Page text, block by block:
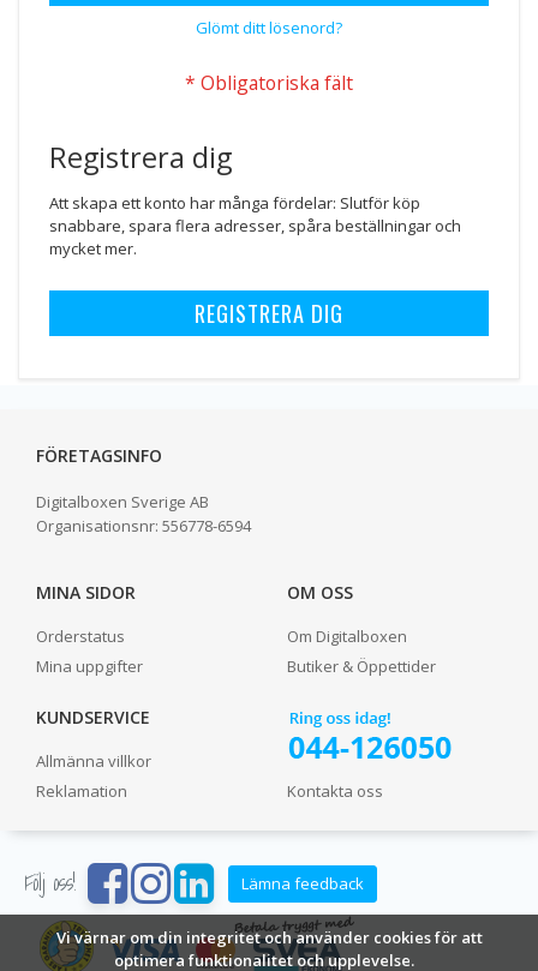
Vi värnar om din integritet och använder cookies för att
optimera funktionalitet och upplevelse.
Glömt ditt lösenord?
Registrera dig
Att skapa ett konto har många fördelar: Slutför köp
snabbare, spara flera adresser, spåra beställningar och
mycket mer.
REGISTRERA DIG
FÖRETAGSINFO
Digitalboxen Sverige AB
Organisationsnr: 556778-6594
MINA SIDOR
Orderstatus
Mina uppgifter
OM OSS
Om Digitalboxen
Butiker & Öppettider
KUNDSERVICE
Allmänna villkor
Reklamation
Kontakta oss
Följ oss! Lämna feedback